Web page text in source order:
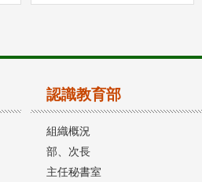
認識教育部
組織概況
部、次長
主任秘書室